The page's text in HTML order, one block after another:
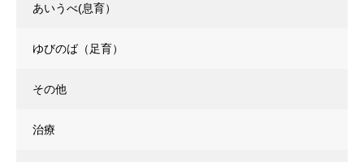
あいうべ(息育）
ゆびのば（足育）
その他
治療